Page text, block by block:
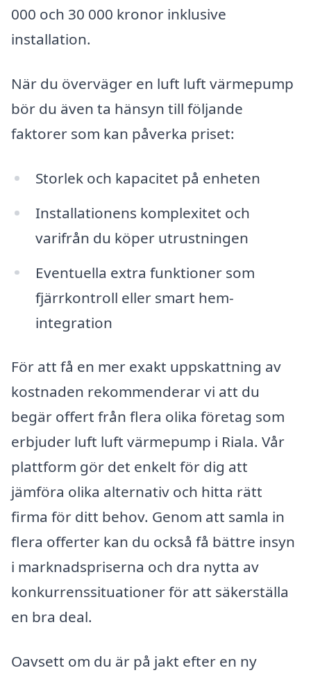
000 och 30 000 kronor inklusive
installation.
När du överväger en luft luft värmepump
bör du även ta hänsyn till följande
faktorer som kan påverka priset:
Storlek och kapacitet på enheten
Installationens komplexitet och
varifrån du köper utrustningen
Eventuella extra funktioner som
fjärrkontroll eller smart hem-
integration
För att få en mer exakt uppskattning av
kostnaden rekommenderar vi att du
begär offert från flera olika företag som
erbjuder luft luft värmepump i Riala. Vår
plattform gör det enkelt för dig att
jämföra olika alternativ och hitta rätt
firma för ditt behov. Genom att samla in
flera offerter kan du också få bättre insyn
i marknadspriserna och dra nytta av
konkurrenssituationer för att säkerställa
en bra deal.
Oavsett om du är på jakt efter en ny